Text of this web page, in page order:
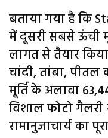
बताया गया है कि
में दूसरी सबसे ऊंची
लागत से तैयार
चांदी, तांबा, पीतल
मूर्ति के अलावा
विशाल फोटो
रामानुजाचार्य का